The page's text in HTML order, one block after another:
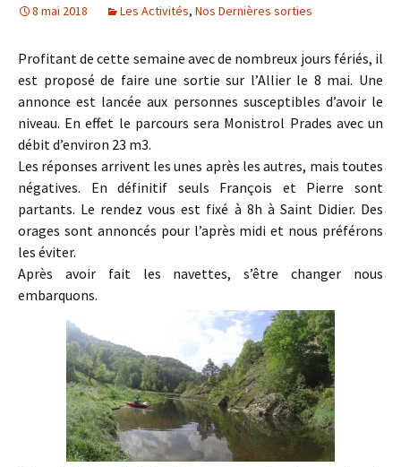
8 mai 2018 Les Activités, Nos Dernières sorties
Profitant de cette semaine avec de nombreux jours fériés, il
est proposé de faire une sortie sur l’Allier le 8 mai. Une
annonce est lancée aux personnes susceptibles d’avoir le
niveau. En effet le parcours sera Monistrol Prades avec un
débit d’environ 23 m3.
Les réponses arrivent les unes après les autres, mais toutes
négatives. En définitif seuls François et Pierre sont
partants. Le rendez vous est fixé à 8h à Saint Didier. Des
orages sont annoncés pour l’après midi et nous préférons
les éviter.
Après avoir fait les navettes, s’être changer nous
embarquons.